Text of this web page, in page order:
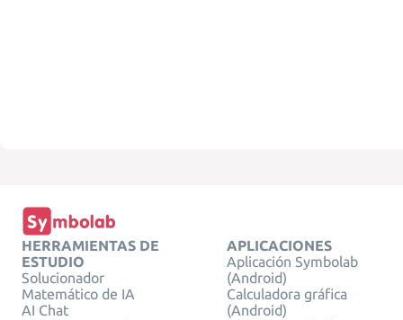
HERRAMIENTAS DE
ESTUDIO
Solucionador
Matemático de IA
AI Chat
APLICACIONES
Aplicación Symbolab
(Android)
Calculadora gráfica
(Android)